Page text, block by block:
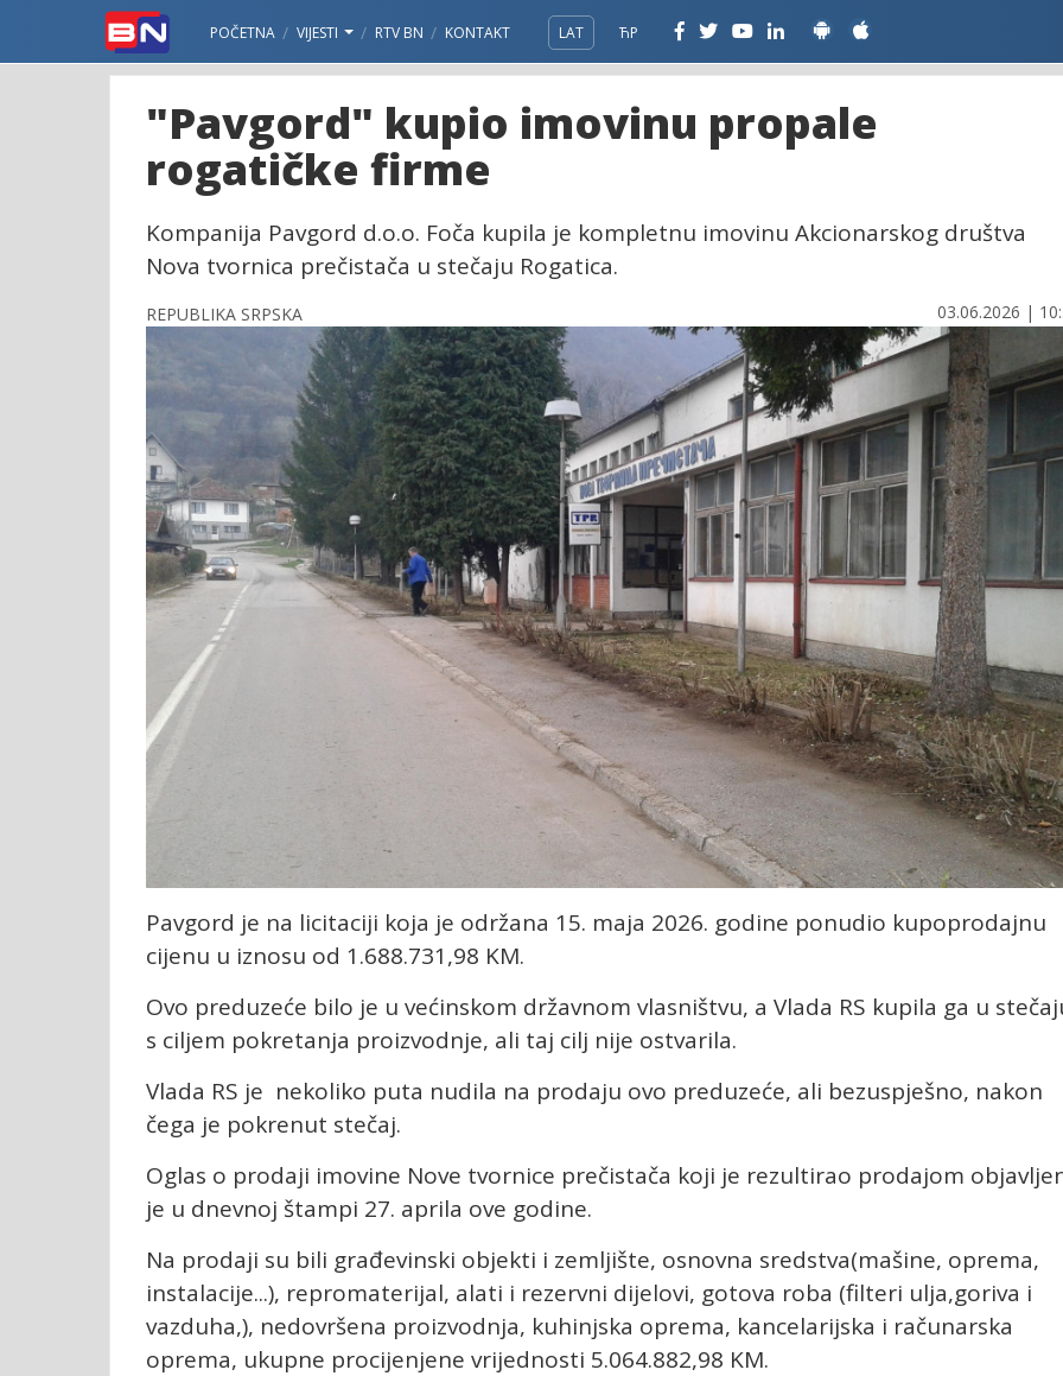
POČETNA VIJESTI RTV BN KONTAKT LAT ЋР
"Pavgord" kupio imovinu propale
rogatičke firme
Kompanija Pavgord d.o.o. Foča kupila je kompletnu imovinu Akcionarskog društva
Nova tvornica prečistača u stečaju Rogatica.
REPUBLIKA SRPSKA 03.06.2026 |
Pavgord je na licitaciji koja je održana 15. maja 2026. godine ponudio kupoprodajnu
cijenu u iznosu od 1.688.731,98 KM.
Ovo preduzeće bilo je u većinskom državnom vlasništvu, a Vlada RS kupila ga u
s ciljem pokretanja proizvodnje, ali taj cilj nije ostvarila.
Vlada RS je nekoliko puta nudila na prodaju ovo preduzeće, ali bezuspješno, nakon
čega je pokrenut stečaj.
Oglas o prodaji imovine Nove tvornice prečistača koji je rezultirao prodajom
je u dnevnoj štampi 27. aprila ove godine.
Na prodaji su bili građevinski objekti i zemljište, osnovna sredstva(mašine, oprema,
instalacije...), repromaterijal, alati i rezervni dijelovi, gotova roba (filteri ulja,goriva i
vazduha,), nedovršena proizvodnja, kuhinjska oprema, kancelarijska i računarska
oprema, ukupne procijenjene vrijednosti 5.064.882,98 KM.